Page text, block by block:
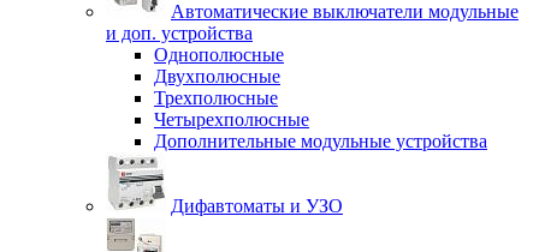
Автоматические выключатели модульные
и доп. устройства
Однополюсные
Двухполюсные
Трехполюсные
Четырехполюсные
Дополнительные модульные устройства
Дифавтоматы и УЗО